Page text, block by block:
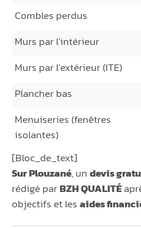
Combles perdus
Murs par l’intérieur
Murs par l’extérieur (ITE)
Plancher bas
Menuiseries (fenêtres
isolantes)
[Bloc_de_text]
Sur Plouzané, undevis
rédigé parBZH QUALITÉ
objectifs et lesaides